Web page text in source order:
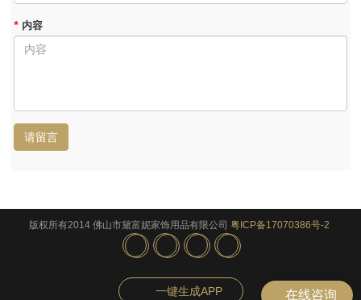
* 内容
请留言
版权所有2014 佛山市黛富妮家饰用品有限公司 粤ICP备17070386号-2
一键生成APP 在线咨询